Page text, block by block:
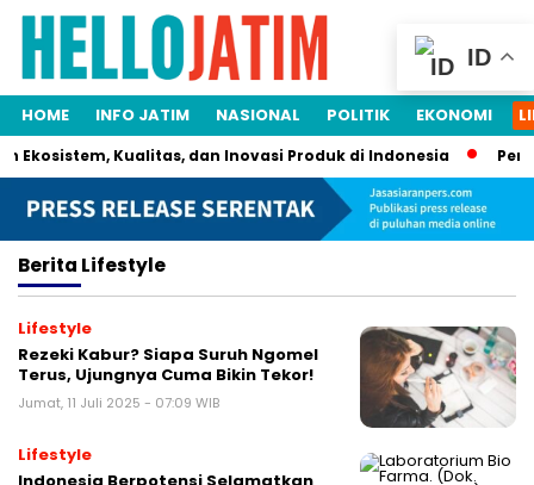
HOME INFO JATIM NASIONAL POLITIK EKONOMI
Ekosistem, Kualitas, dan Inovasi Produk di Indonesia
Berita Lifestyle
Lifestyle
Rezeki Kabur? Siapa Suruh Ngomel
Terus, Ujungnya Cuma Bikin Tekor!
Jumat, 11 Juli 2025 - 07:09 WIB
Lifestyle
ID